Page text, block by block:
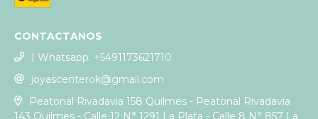
CONTACTANOS
| Whatsapp: +5491173621710
joyascenterok@gmail.com
Peatonal Rivadavia 158 Quilmes - Peatonal Rivadavia
143 Quilmes - Calle 12 N° 1291 La Plata - Calle 8 N° 857 La